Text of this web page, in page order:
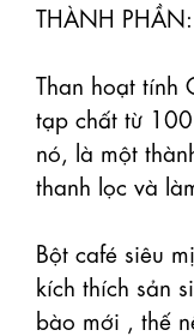
THÀNH PHẦN:
Than hoạt tính
tạp chất từ
nó, là một
thanh lọc và
Bột café siêu
kích thích sản
bào mới , thế